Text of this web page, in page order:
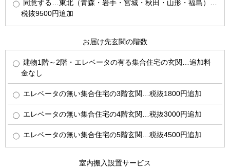
同意する…東北（青森・岩手・宮城・秋田・山形・福島）…
税抜9500円追加
お届け先玄関の階数
建物1階～2階・エレベータの有る集合住宅の玄関…追加料
金なし
エレベータの無い集合住宅の3階玄関…税抜1800円追加
エレベータの無い集合住宅の4階玄関…税抜3000円追加
エレベータの無い集合住宅の5階玄関…税抜4500円追加
室内搬入設置サービス